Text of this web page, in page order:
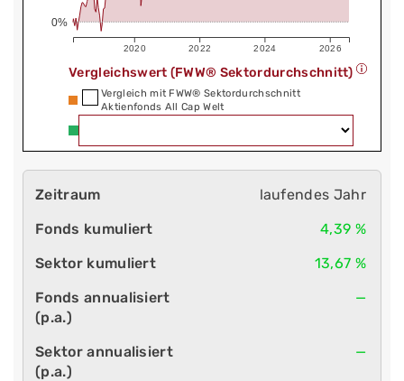
2020 2022 2024 2026
0%
Vergleichswert (FWW® Sektordurchschnitt)
Vergleich mit FWW® Sektordurchschnitt
Aktienfonds All Cap Welt
laufendes Jahr
4,39 %
13,67 %
—
—